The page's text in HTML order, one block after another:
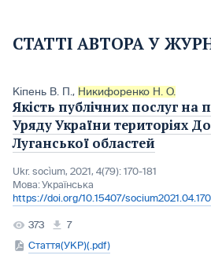
СТАТТІ АВТОРА У
Кіпень В. П. , Никифоренко Н. О.
Якість публічних послуг на
Уряду України територіях
Луганської областей
Ukr. socìum, 2021, 4(79): 170-181
Мова:Українська
https://doi.org/10.15407/socium2021.04.170
373
7
Стаття(УКР)(.pdf)